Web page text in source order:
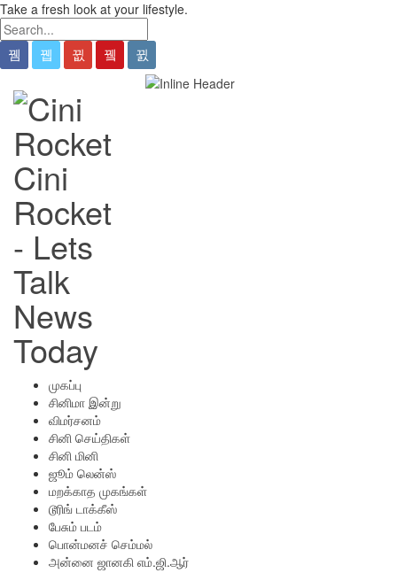
Take a fresh look at your lifestyle.
Cini
Rocket
- Lets
Talk
News
Today
முகப்பு
சினிமா இன்று
விமர்சனம்
சினி செய்திகள்
சினி மினி
ஜூம் லென்ஸ்
மறக்காத முகங்கள்
டூரிங் டாக்கீஸ்
பேசும் படம்
பொன்மனச் செம்மல்
அன்னை ஜானகி எம்.ஜி.ஆர்